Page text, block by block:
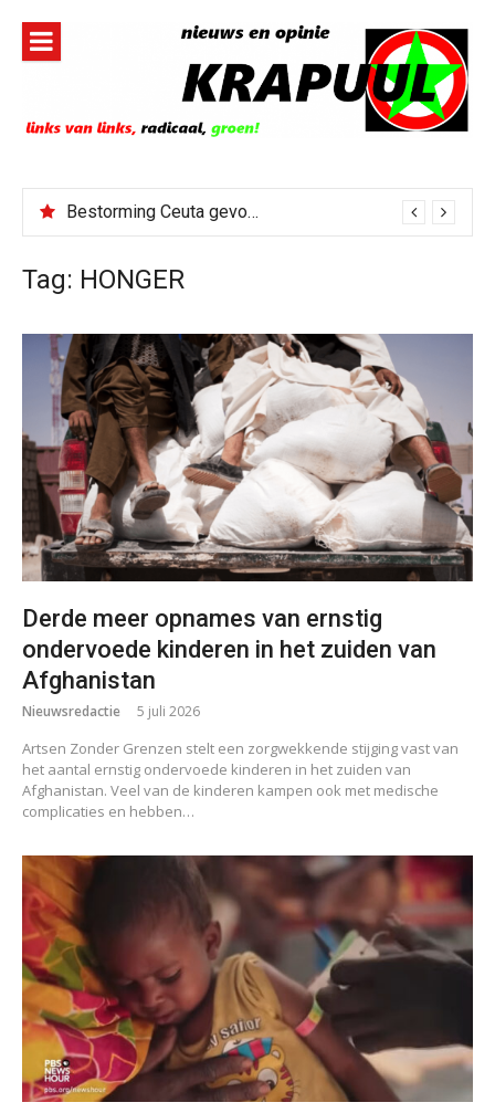
inhoud
Bestorming Ceuta gevolg van op sociale media verspreide hoax?
Tag: HONGER
Derde meer opnames van ernstig
ondervoede kinderen in het zuiden van
Afghanistan
Nieuwsredactie 5 juli 2026
Artsen Zonder Grenzen stelt een zorgwekkende stijging vast van
het aantal ernstig ondervoede kinderen in het zuiden van
Afghanistan. Veel van de kinderen kampen ook met medische
complicaties en hebben…